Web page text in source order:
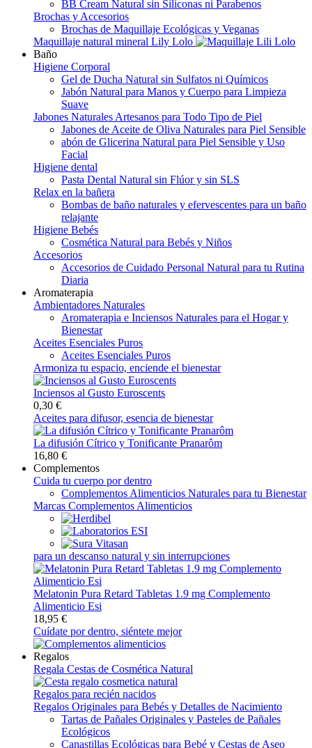
BB Cream Natural sin Siliconas ni Parabenos
Brochas y Accesorios
Brochas de Maquillaje Ecológicas y Veganas
Maquillaje natural mineral Lily Lolo
Baño
Higiene Corporal
Gel de Ducha Natural sin Sulfatos ni Químicos
Jabón Natural para Manos y Cuerpo para Limpieza
Suave
Jabones Naturales Artesanos para Todo Tipo de Piel
Jabones de Aceite de Oliva Naturales para Piel Sensible
abón de Glicerina Natural para Piel Sensible y Uso
Facial
Higiene dental
Pasta Dental Natural sin Flúor y sin SLS
Relax en la bañera
Bombas de baño naturales y efervescentes para un baño
relajante
Higiene Bebés
Cosmética Natural para Bebés y Niños
Accesorios
Accesorios de Cuidado Personal Natural para tu Rutina
Diaria
Aromaterapia
Ambientadores Naturales
Aromaterapia e Inciensos Naturales para el Hogar y
Bienestar
Aceites Esenciales Puros
Aceites Esenciales Puros
Armoniza tu espacio, enciende el bienestar
Inciensos al Gusto Euroscents
0,30 €
Aceites para difusor, esencia de bienestar
La difusión Cítrico y Tonificante Pranarôm
16,80 €
Complementos
Cuida tu cuerpo por dentro
Complementos Alimenticios Naturales para tu Bienestar
Marcas Complementos Alimenticios
para un descanso natural y sin interrupciones
Melatonin Pura Retard Tabletas 1.9 mg Complemento
Alimenticio Esi
18,95 €
Cuídate por dentro, siéntete mejor
Regalos
Regala Cestas de Cosmética Natural
Regalos para recién nacidos
Regalos Originales para Bebés y Detalles de Nacimiento
Tartas de Pañales Originales y Pasteles de Pañales
Ecológicos
Canastillas Ecológicas para Bebé y Cestas de Aseo